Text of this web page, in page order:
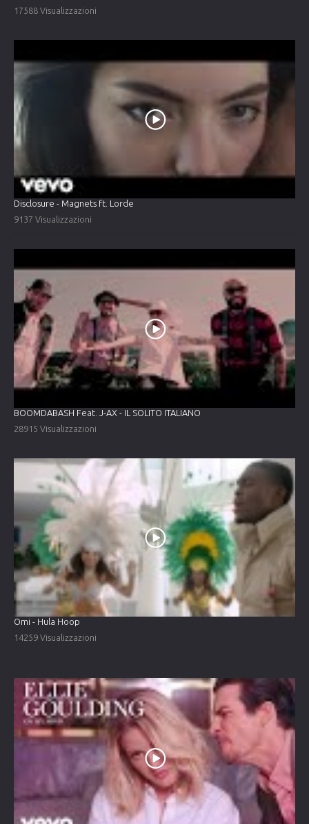
17588 Visualizzazioni
Disclosure - Magnets ft. Lorde
9137 Visualizzazioni
BOOMDABASH Feat. J-AX - IL SOLITO ITALIANO
28915 Visualizzazioni
Omi - Hula Hoop
14259 Visualizzazioni